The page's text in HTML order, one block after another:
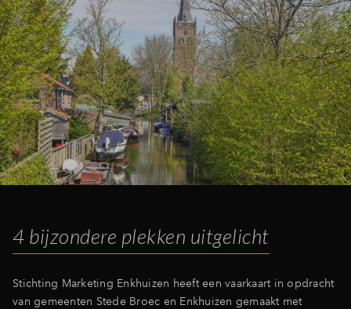
4 bijzondere plekken uitgelicht
Stichting Marketing Enkhuizen heeft een vaarkaart in opdracht
van gemeenten Stede Broec en Enkhuizen gemaakt met